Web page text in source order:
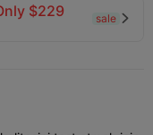
$229
sale 